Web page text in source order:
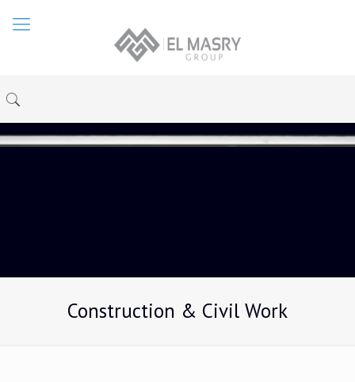
Construction & Civil Work